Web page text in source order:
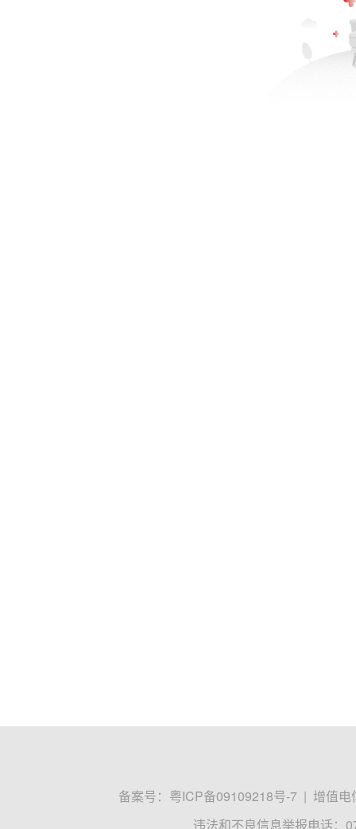
备案号： 粤ICP备09109218号-7 | 增值电
违法和不良信息举报电话：